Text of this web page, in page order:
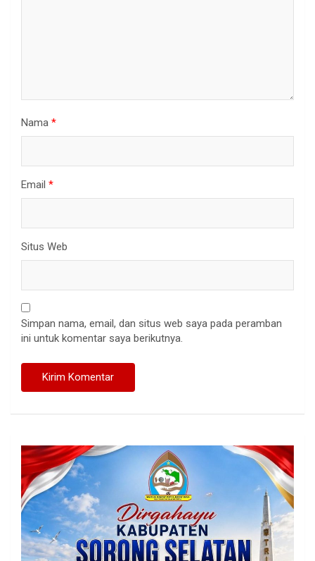
Nama *
Email *
Situs Web
Simpan nama, email, dan situs web saya pada peramban
ini untuk komentar saya berikutnya.